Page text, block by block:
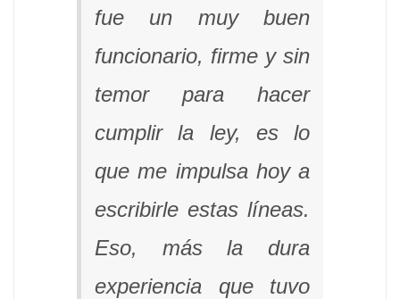
fue un muy buen
funcionario, firme y sin
temor para hacer
cumplir la ley, es lo
que me impulsa hoy a
escribirle estas líneas.
Eso, más la dura
experiencia que tuvo